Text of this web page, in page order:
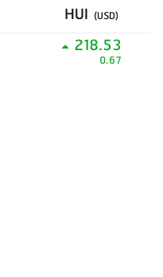
HUI (USD)
218.53
0.67